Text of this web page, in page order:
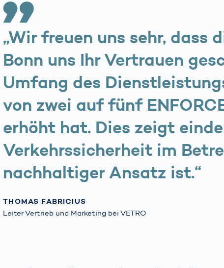
„Wir freuen uns sehr, dass
Bonn uns Ihr Vertrauen
Umfang des
von zwei auf fünf
erhöht hat. Dies zeigt
Verkehrssicherheit im
nachhaltiger Ansatz ist.“
THOMAS FABRICIUS
Leiter Vertrieb und Marketing bei VETRO